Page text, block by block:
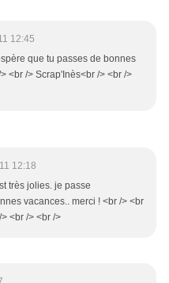
12:45
que tu passes de bonnes
<br /> Scrap'Inès<br /> <br />
12:18
très jolies. je passe
vacances.. merci ! <br /> <br
<br /> <br />